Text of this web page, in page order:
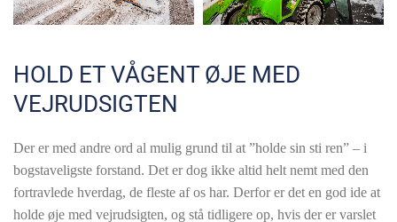
HOLD ET VÅGENT ØJE MED
VEJRUDSIGTEN
Der er med andre ord al mulig grund til at ”holde sin sti ren” – i
bogstaveligste forstand. Det er dog ikke altid helt nemt med den
fortravlede hverdag, de fleste af os har. Derfor er det en god ide at
holde øje med vejrudsigten, og stå tidligere op, hvis der er varslet